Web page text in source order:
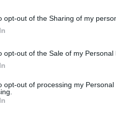
opt-out of the Sharing of my
opt-out of the Sale of my Personal
opt-out of processing my Personal